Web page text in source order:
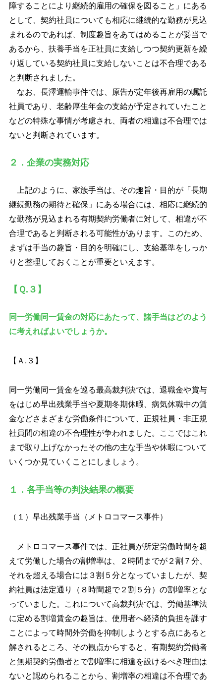
障することにより継続的雇用の確保を図ること」にある
として、契約社員についても相応に継続的な勤務が見込
まれるのであれば、制度趣旨をあてはめることが妥当で
あるから、扶養手当を正社員に支給しつつ契約更新を繰
り返している契約社員に支給しないことは不合理である
と判断されました。
なお、長澤運輸事件では、原告が定年後再雇用の嘱託
社員であり、老齢厚生年金の支給が予定されていたこと
などの特殊な事情が考慮され、両者の相違は不合理では
ないと判断されています。
２．企業の実務対応
上記のように、家族手当は、その趣旨・目的が「長期
継続勤務の期待と確保」にある場合には、相応に継続的
な勤務が見込まれる有期契約労働者に対して、相違が不
合理であると判断される可能性があります。このため、
まずは手当の趣旨・目的を明確にし、支給基準をしっか
りと整理しておくことが重要といえます。
【Ｑ.３】
同一労働同一賃金の対応にあたって、諸手当はどのよう
に考えればよいでしょうか。
【Ａ.３】
同一労働同一賃金を巡る最高裁判決では、退職金や賞与
をはじめ早出残業手当や夏期冬期休暇、病気休職中の賃
金などさまざまな労働条件について、正規社員・非正規
社員間の相違の不合理性が争われました。ここではこれ
まで取り上げなかったその他の主な手当や休暇について
いくつか見ていくことにしましょう。
１．各手当等の判決結果の概要
（１）早出残業手当（メトロコマース事件）
メトロコマース事件では、正社員が所定労働時間を超
えて労働した場合の割増率は、２時間までが２割７分、
それを超える場合には３割５分となっていましたが、契
約社員は法定通り（８時間超で２割５分）の割増率とな
っていました。これについて高裁判決では、労働基準法
に定める割増賃金の趣旨は、使用者へ経済的負担を課す
ことによって時間外労働を抑制しようとする点にあると
解されるところ、その観点からすると、有期契約労働者
と無期契約労働者とで割増率に相違を設けるべき理由は
ないと認められることから、割増率の相違は不合理であ